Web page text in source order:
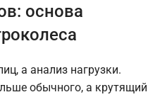
основа
а анализ нагрузки.
обычного, а крутящий